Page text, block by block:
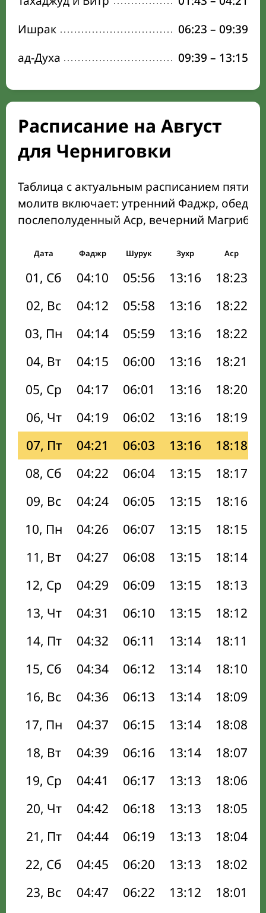
Ишрак
06:23 – 09:39
ад-Духа
09:39 – 13:15
Расписание на Август
для Черниговки
Таблица с актуальным расписанием пяти
молитв включает: утренний Фаджр,
послеполуденный Аср, вечерний Магриб
Дата Фаджр Шурук Зухр Аср
01, Сб 04:10 05:56 13:16 18:23
02, Вс
04:12 05:58 13:16 18:22
03, Пн
04:14 05:59 13:16 18:22
04, Вт
04:15 06:00 13:16 18:21
05, Ср
04:17 06:01 13:16 18:20
06, Чт
04:19 06:02 13:16 18:19
07, Пт
04:21 06:03 13:16 18:18
08, Сб
04:22 06:04 13:15 18:17
09, Вс
04:24 06:05 13:15 18:16
10, Пн
04:26 06:07 13:15 18:15
11, Вт
04:27 06:08 13:15 18:14
12, Ср
04:29 06:09 13:15 18:13
13, Чт
04:31 06:10 13:15 18:12
14, Пт
04:32 06:11 13:14 18:11
15, Сб
04:34 06:12 13:14 18:10
16, Вс
04:36 06:13 13:14 18:09
17, Пн
04:37 06:15 13:14 18:08
18, Вт
04:39 06:16 13:14 18:07
19, Ср
04:41 06:17 13:13 18:06
20, Чт
04:42 06:18 13:13 18:05
21, Пт
04:44 06:19 13:13 18:04
22, Сб
04:45 06:20 13:13 18:02
23, Вс
04:47 06:22 13:12 18:01